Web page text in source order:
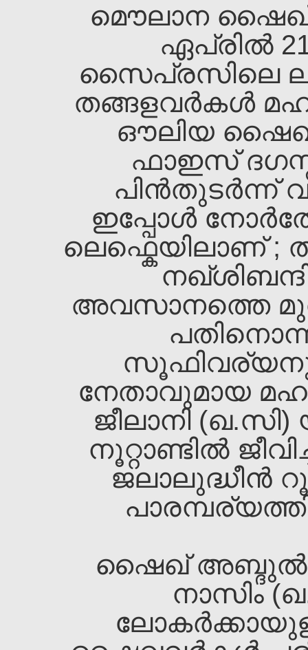
മൌലാന ഷൈഖ്‌
ഏപ്രില്‍
സൈപ്രസിലെ
തങ്ങളവര്‍കള്‍
ഔലിയ
ഫാഇസ്‌
ഇപ്പോള്‍
ലെഫ്കെയിലാണ്‌ ;
അവസാനത്തെ
നേതാവുമായ
ജീലാനി
നൂറ്റാണ്ടില്‍
ജലാലുദ്ധീന്‍
ഷൈഖ്‌ അബ്ദുല്‍
നാസിം